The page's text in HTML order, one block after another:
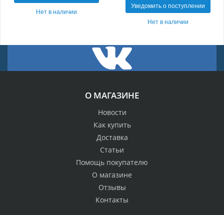
Нет в наличии
Уведомить о поступлении
Нет в наличии
О МАГАЗИНЕ
Новости
Как купить
Доставка
Статьи
Помощь покупателю
О магазине
Отзывы
Контакты